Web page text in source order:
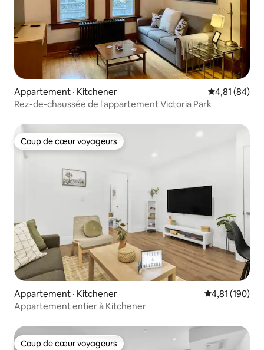
Appartement · Kitchener Note
4,81 (84)
Rez-de-chaussée de l'appartement Victoria Park
Coup de cœur voyageurs
Coup de cœur voyageurs
Appartement · Kitchener Note
4,81 (190)
Appartement entier à Kitchener
Coup de cœur voyageurs